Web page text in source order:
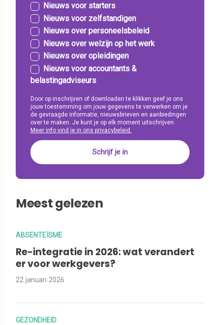
Nieuws voor starters
Nieuws voor zelfstandigen
Nieuws over personeelsbeleid
Nieuws over welzijn op het werk
Nieuws over opleidingen
Nieuws voor accountants &
belastingadviseurs
Door op inschrijven of downloaden te klikken geef je ons
jouw toestemming om jouw gegevens te verwerken om je
de gevraagde informatie, nieuwsbrieven en aanbiedingen
over te maken. Je kunt je op elk moment uitschrijven.
Meer info vind je in ons privacybeleid.
Meest gelezen
ABSENTEÏSME
Re-integratie in 2026: wat verandert
er voor werkgevers?
22 januari 2026
GEZONDHEID